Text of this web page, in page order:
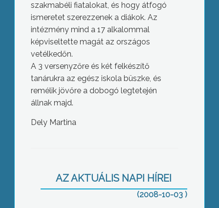
szakmabéli fiatalokat, és hogy átfogó
ismeretet szerezzenek a diákok. Az
intézmény mind a 17 alkalommal
képviseltette magát az országos
vetélkedőn.
A 3 versenyzőre és két felkészítő
tanárukra az egész iskola büszke, és
remélik jövőre a dobogó legtetején
állnak majd.
Dely Martina
AZ AKTUÁLIS NAPI HÍREI
(2008-10-03 )